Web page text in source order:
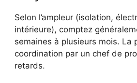
Selon l’ampleur (isolation,
intérieure), comptez
semaines à plusieurs mois. La
coordination par un chef de
retards.